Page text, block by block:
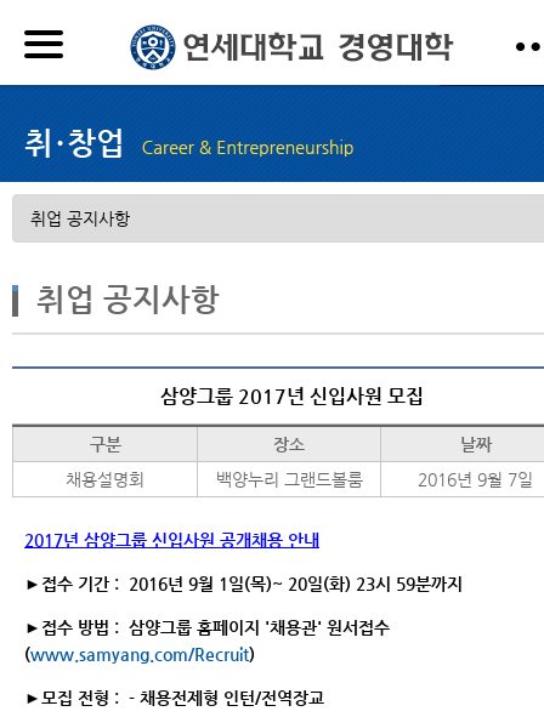
취업 공지사항
삼양그룹 2017년 신입사원 모집
구분 장소
날짜
채용설명회
백양누리 그랜드볼룸 2016년 9월 7일
2017년 삼양그룹 신입사원 공개채용 안내
►접수 기간 : 2016년 9월 1일(목)~ 20일(화) 23시 59분까지
►접수 방법 : 삼양그룹 홈페이지 '채용관' 원서접수
(www.samyang.com/Recruit)
►모집 전형 : - 채용전제형 인턴/전역장교